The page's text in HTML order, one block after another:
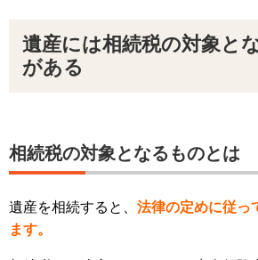
遺産には相続税の対象と
がある
相続税の対象となるものとは
遺産を相続すると、 法律の定めに従っ
ます。